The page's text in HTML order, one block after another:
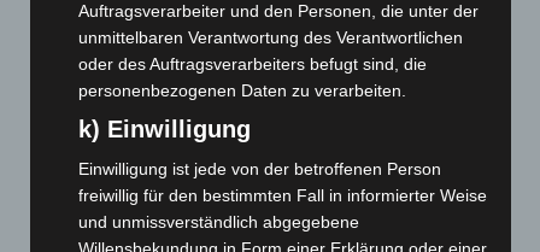
Dezember 2024(89)
November 2024(94)
Oktober 2024(93)
September 2024 (112)
August 2024(107)
Juli 2024(89)
Juni 2024
(107)
Auftragsverarbeiter und den Personen, die unter der
unmittelbaren Verantwortung des Verantwortlichen
oder des Auftragsverarbeiters befugt sind, die
personenbezogenen Daten zu verarbeiten.
k) Einwilligung
Einwilligung ist jede von der betroffenen Person
freiwillig für den bestimmten Fall in informierter Weise
und unmissverständlich abgegebene